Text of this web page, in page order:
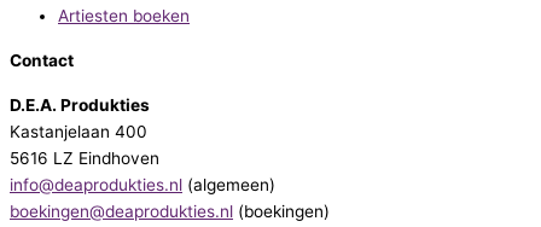
Artiesten boeken
Contact
D.E.A. Produkties
Kastanjelaan 400
5616 LZ Eindhoven
info@deaprodukties.nl (algemeen)
boekingen@deaprodukties.nl (boekingen)